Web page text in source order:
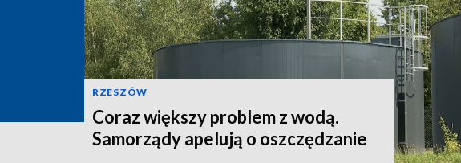
RZESZÓW
Coraz większy problem z wodą.
Samorządy apelują o oszczędzanie